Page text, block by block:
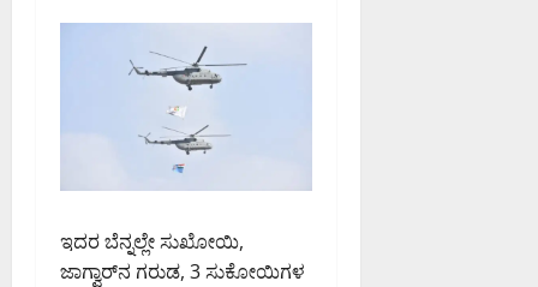
ಇದರ ಬೆನ್ನಲ್ಲೇ ಸುಖೋಯಿ,
ಜಾಗ್ವಾರ್‌ನ ಗರುಡ, 3 ಸುಕೋಯಿಗಳ